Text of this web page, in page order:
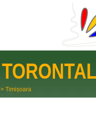
TORONTAL
> Timișoara